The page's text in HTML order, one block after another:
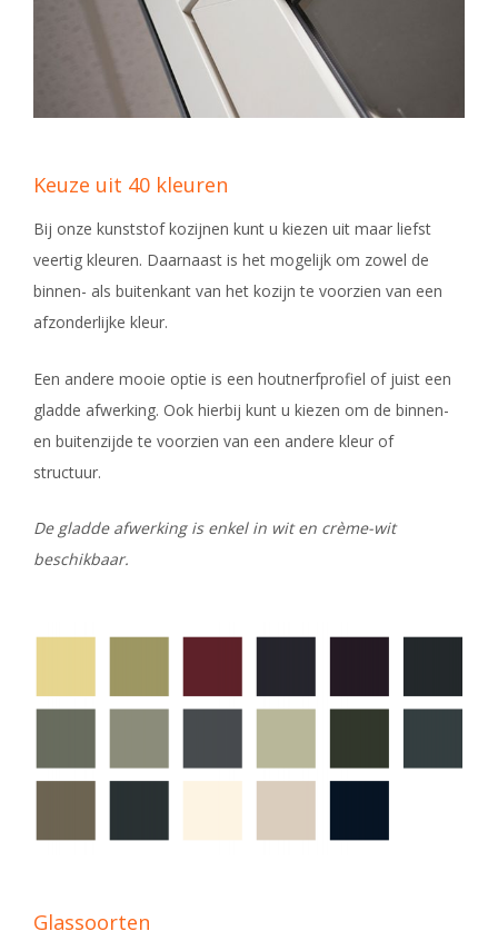
Keuze uit 40 kleuren
Bij onze kunststof kozijnen kunt u kiezen uit maar liefst
veertig kleuren. Daarnaast is het mogelijk om zowel de
binnen- als buitenkant van het kozijn te voorzien van een
afzonderlijke kleur.
Een andere mooie optie is een houtnerfprofiel of juist een
gladde afwerking. Ook hierbij kunt u kiezen om de binnen-
en buitenzijde te voorzien van een andere kleur of
structuur.
De gladde afwerking is enkel in wit en crème-wit
beschikbaar.
Glassoorten